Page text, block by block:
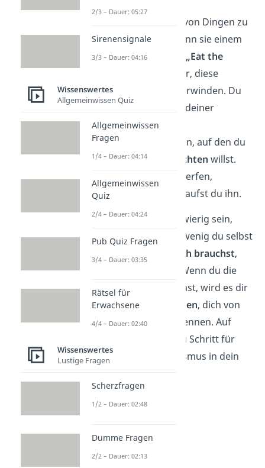
Es ist oft schwer, sich von Dingen zu
trennen, vor allem, wenn sie einem
am Herzen liegen. Die „Eat the
hilft dir, diese
Hemmschwelle zu überwinden. Du
beginnst damit, einen deiner
liebsten Gegenstände
auszusortieren — einen, auf den du
eigentlich nicht verzichten willst.
Aber statt ihn wegzuwerfen,
verschenkst oder verkaufst du ihn.
Das mag anfangs schwierig sein,
aber sie zeigt dir, wie wenig du selbst
geliebte Dinge wirklich brauchst,
um glücklich zu sein. Wenn du die
Hürde überwunden hast, wird es dir
in Zukunftleichter fallen, dich von
weiteren Dingen zu trennen. Auf
diese Weise bringst du Schritt für
Schritt mehr Minimalismus in dein
2/3 – Dauer: 05:27
Sirenensignale
3/3 – Dauer: 04:16
Wissenswertes
Allgemeinwissen Quiz
Allgemeinwissen
Fragen
1/4 – Dauer: 04:14
Allgemeinwissen
Quiz
2/4 – Dauer: 04:24
Pub Quiz Fragen
3/4 – Dauer: 03:35
Rätsel für
Erwachsene
4/4 – Dauer: 02:40
Wissenswertes
Lustige Fragen
Scherzfragen
1/2 – Dauer: 02:48
Dumme Fragen
2/2 – Dauer: 02:13